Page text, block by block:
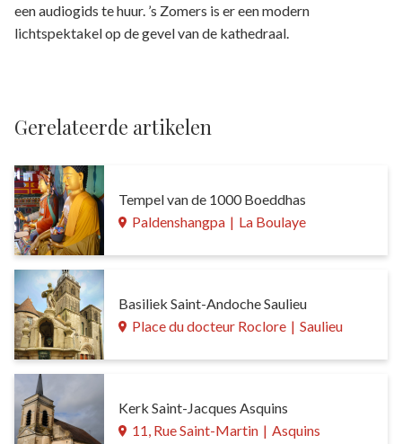
een audiogids te huur. ’s Zomers is er een modern
lichtspektakel op de gevel van de kathedraal.
Gerelateerde artikelen
Tempel van de 1000 Boeddhas
Paldenshangpa | La Boulaye
Basiliek Saint-Andoche Saulieu
Place du docteur Roclore | Saulieu
Kerk Saint-Jacques Asquins
11, Rue Saint-Martin | Asquins